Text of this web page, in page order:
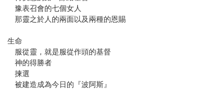
豫表召會的七個女人
那靈之於人的兩面以及兩種的恩賜
生命
服從靈，就是服從作頭的基督
神的得勝者
揀選
被建造成為今日的『波阿斯』